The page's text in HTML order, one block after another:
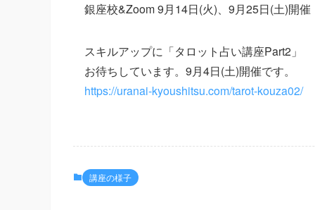
銀座校&Zoom 9月14日(火)、9月25日(土)開催
スキルアップに「タロット占い講座Part2」
お待ちしています。9月4日(土)開催です。
https://uranai-kyoushitsu.com/tarot-kouza02/
講座の様子